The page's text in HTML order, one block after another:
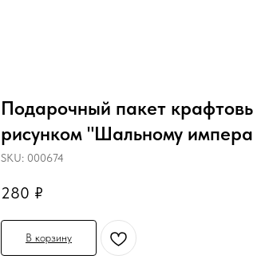
Подарочный пакет
рисунком "Шальному
SKU: 000674
280 ₽
В корзину